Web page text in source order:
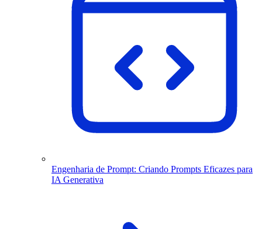
Engenharia de Prompt: Criando Prompts Eficazes para
IA Generativa